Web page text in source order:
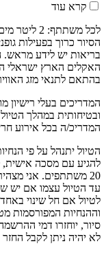
קרא עוד
לכל
הסיור כרוך בפעילות
בריאות יש לידע
האקלים הארץ ישראלי
בהתאם לתנאי מזג
המדריכים בעלי רישיון
ובטיחותית במהלך
המדריכ/ה בכל אירוע
הטיול יתנהל על פי
להגיע עם מסכה אישית,
20 משתתפים. אני
עד הטיול עצמו אם יש
לטיול אם חל שינוי
וההנחיות המפורסמות
סיור, יוחזרו דמי
לא יהיה ניתן לקבל